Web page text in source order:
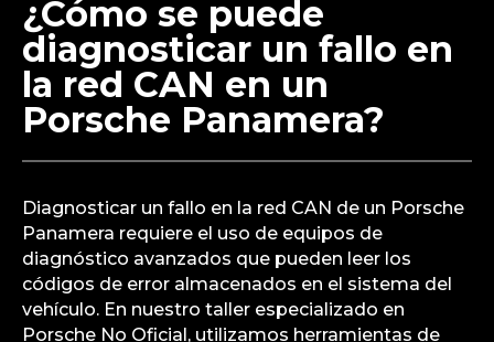
especializado en Porsche No Oficial, tenemos
experiencia en diagnosticar y reparar este tipo de
averías en Porsche. Podemos solucionar
problemas complejos en todos los modelos de
Porsche, incluyendo el Panamera.
¿Cómo se puede
diagnosticar un fallo en
la red CAN en un
Porsche Panamera?